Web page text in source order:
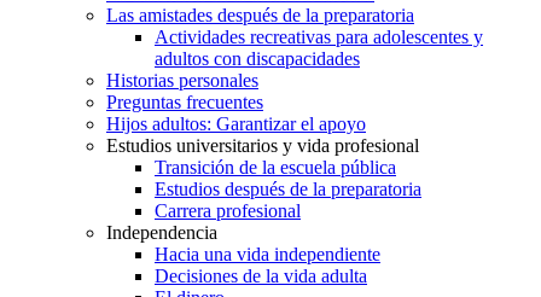
Las amistades después de la preparatoria
Actividades recreativas para adolescentes y
adultos con discapacidades
Historias personales
Preguntas frecuentes
Hijos adultos: Garantizar el apoyo
Estudios universitarios y vida profesional
Transición de la escuela pública
Estudios después de la preparatoria
Carrera profesional
Independencia
Hacia una vida independiente
Decisiones de la vida adulta